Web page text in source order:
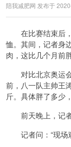
陪我减肥网 发布于
在比赛结束后，
恤。其间，记者身
肉，这比几个月前
对比北京奥运会
前，八一队主帅王
斤。具体胖了多少
前天晚上，记者
记者问：“现场